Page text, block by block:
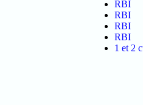
RBI
RBI
RBI
RBI
1 et 2